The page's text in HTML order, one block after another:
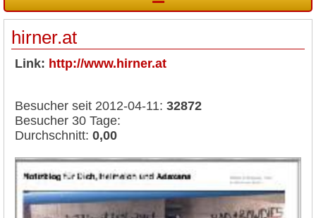
hirner.at
Link: http://www.hirner.at
Besucher seit 2012-04-11: 32872
Besucher 30 Tage:
Durchschnitt: 0,00